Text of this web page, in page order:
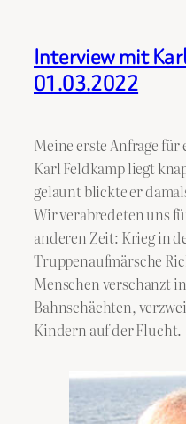
Interview mit
01.03.2022
Meine erste Anfrage
Karl Feldkamp liegt
gelaunt blickte er
Wir verabredeten uns
anderen Zeit: Krieg in
Truppenaufmärsche
Menschen verschanzt
Bahnschächten,
Kindern auf der Flucht.